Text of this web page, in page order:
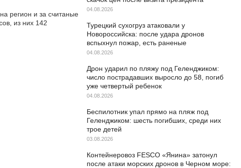
регион и за считаные
из них 142
04.08.2026
Турецкий сухогруз атаковали у
Новороссийска: после удара дронов
вспыхнул пожар, есть раненые
04.08.2026
Дрон ударил по пляжу под Геленджиком:
число пострадавших выросло до 58, погиб
уже четвертый ребенок
04.08.2026
Беспилотник упал прямо на пляж под
Геленджиком: шесть погибших, среди них
трое детей
03.08.2026
Контейнеровоз FESCO «Янина» затонул
после атаки морских дронов в Черном море: